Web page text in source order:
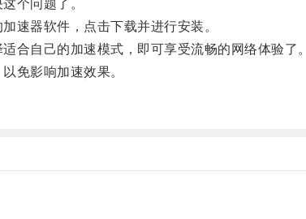
个问题了。
器软件，点击下载并进行安装。
自己的加速模式，即可享受流畅的网络体验了。
免影响加速效果。